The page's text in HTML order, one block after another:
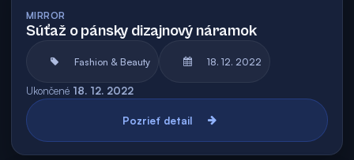
MIRROR
Súťaž o pánsky dizajnový náramok
Fashion & Beauty 18. 12. 2022
Ukončené 18. 12. 2022
Pozrieť detail